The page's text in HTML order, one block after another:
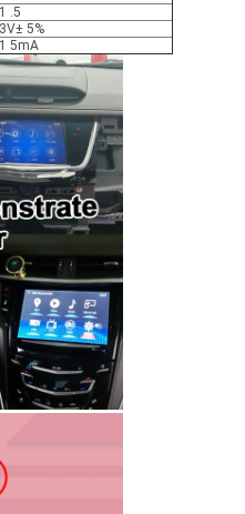
1 .5
3V± 5%
1 5mA